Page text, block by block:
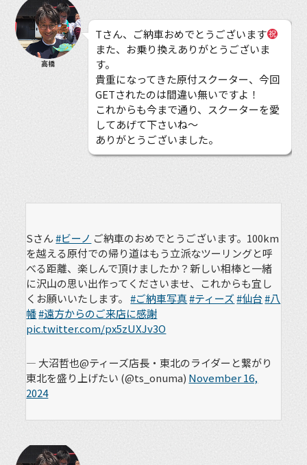
高橋
Tさん、ご納車おめでとうございます
また、お乗り換えありがとうございま
す。
貴重になってきた原付スクーター、今回
GETされたのは間違い無いですよ！
これからも今まで通り、スクーターを愛
してあげて下さいね〜
ありがとうございました。
Sさん#ビーノ ご納車のおめでとうございます。100km
を越える原付での帰り道はもう立派なツーリングと呼
べる距離、楽しんで頂けましたか？新しい相棒と一緒
に沢山の思い出作ってくださいませ、これからも宜し
くお願いいたします。#ご納車写真#ティーズ#仙台#八
幡#遠方からのご来店に感謝
pic.twitter.com/px5zUXJv3O
— 大沼哲也@ティーズ店長・東北のライダーと繋がり
東北を盛り上げたい (@ts_onuma) November 16,
2024